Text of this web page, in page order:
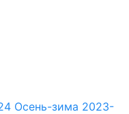
Осень-зима 2023-